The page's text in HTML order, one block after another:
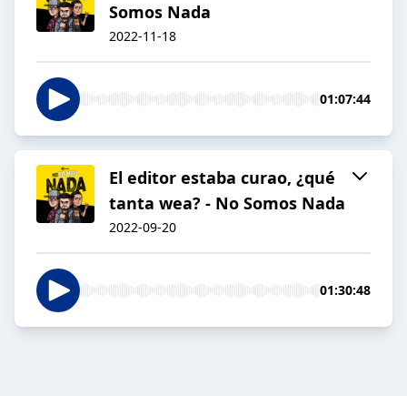
Somos Nada
2022-11-18
01:07:44
El editor estaba curao, ¿qué
tanta wea? - No Somos Nada
2022-09-20
01:30:48